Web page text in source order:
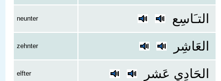
neunter التـَاسِع
zehnter العَاشِر
elfter الحَادِي عَشر